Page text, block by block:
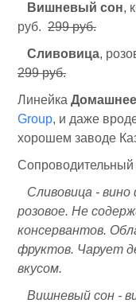
Вишневый сон,
руб. 299 руб.
Сливовица,
299 руб.
Линейка
Group, и даже
хорошем заводе
Сопроводительный
Сливовица - вино
розовое. Не
консервантов.
фруктов. Чарует
вкусом.
Вишневый сон -